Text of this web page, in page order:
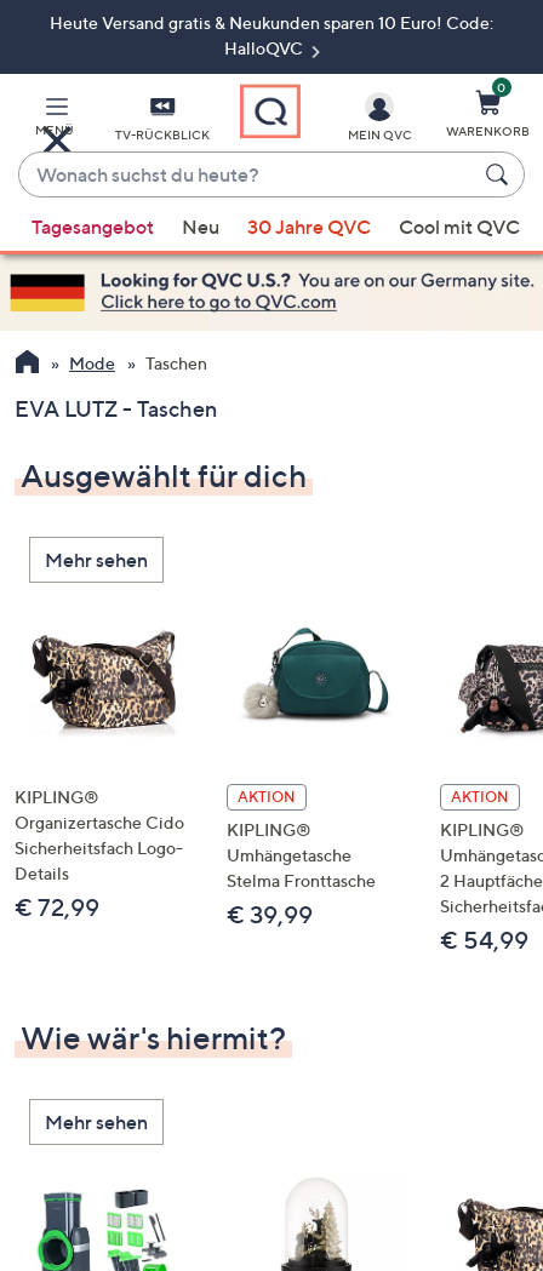
ZumHeute Versand gratis & Neukunden sparen 10 Euro! Code:
HalloQVC
MENÜ TV-RÜCKBLICK
Wonach
suchst
du
heute?
Vorschläge
verfügbar
sind,
verwenden
Sie
Pfeiltasten
oben
und
nach
unten
oder
Sie
auf
Touch-
Geräten
links
bzw.
rechts,
um
diese
MEIN QVC
0
WARENKORB
Tagesangebot Neu 30 Jahre QVC Cool mit QVC
Mode Taschen
EVA LUTZ - Taschen
Ausgewählt für dich
Mehr sehen
KIPLING®
Organizertasche Cido
Sicherheitsfach Logo-
Details
€ 72,99
AKTION
KIPLING®
Umhängetasche
Stelma Fronttasche
€ 39,99
AKTION
KIPLING®
2
€ 54,99
Wie wär's hiermit?
Mehr sehen